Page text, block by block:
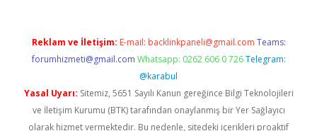
Reklam ve İletişim: E-mail: backlinkpaneli@gmail.com Teams:
forumhizmeti@gmail.com Whatsapp: 0262 606 0 726 Telegram:
@karabul
Yasal Uyarı: Sitemiz, 5651 Sayılı Kanun gereğince Bilgi Teknolojileri
ve İletişim Kurumu (BTK) tarafından onaylanmış bir Yer Sağlayıcı
olarak hizmet vermektedir. Bu nedenle, sitedeki içerikleri proaktif